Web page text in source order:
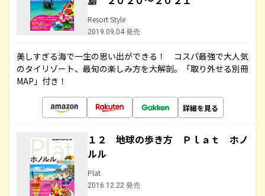
Resort Style
2019.09.04 発売
美しすぎる海で一生の思い出ができる！ コスパ最強で大人気
のタイリゾート、最旬の楽しみ方を大解剖。「取り外せる別冊
MAP」付き！
詳細を見る
１２ 地球の歩き方 Ｐｌａｔ ホノ
ルル
Plat
2016.12.22 発売